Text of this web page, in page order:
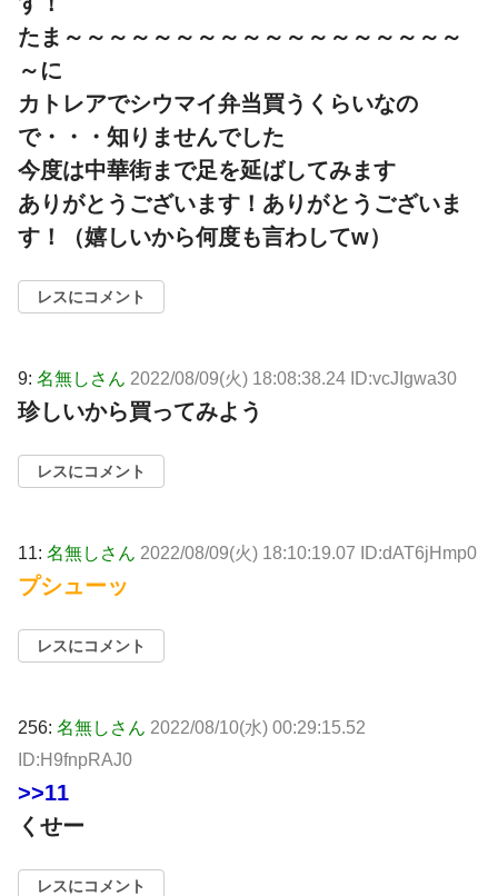
たま～～～～～～～～～～～～～～～～～～
～に
カトレアでシウマイ弁当買うくらいなの
で・・・知りませんでした
今度は中華街まで足を延ばしてみます
ありがとうございます！ありがとうございま
す！（嬉しいから何度も言わしてw）
レスにコメント
9: 名無しさん 2022/08/09(火) 18:08:38.24 ID:vcJIgwa30
珍しいから買ってみよう
レスにコメント
11: 名無しさん 2022/08/09(火) 18:10:19.07 ID:dAT6jHmp0
プシューッ
レスにコメント
256: 名無しさん 2022/08/10(水) 00:29:15.52
ID:H9fnpRAJ0
>>11
くせー
レスにコメント